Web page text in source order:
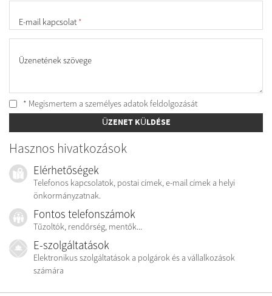
E-mail kapcsolat*
Üzenetének szövege
* Megismertem a személyes adatok feldolgozását
ÜZENET KÜLDÉSE
Hasznos hivatkozások
Elérhetőségek
Telefonos kapcsolatok, postai címek, e-mail címek a helyi
önkormányzatnak.
Fontos telefonszámok
Tűzoltók, rendőrség, mentők...
E-szolgáltatások
Elektronikus szolgáltatások a polgárok és a vállalkozások
számára